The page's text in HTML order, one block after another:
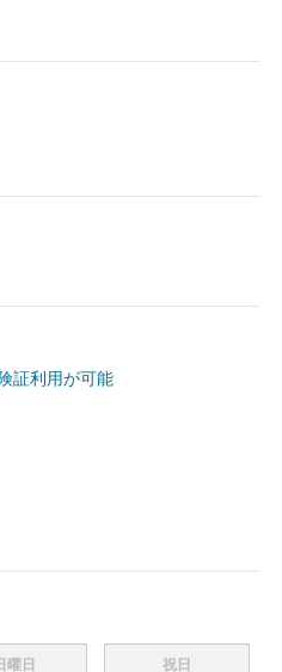
証利用が可能
曜日 祝日